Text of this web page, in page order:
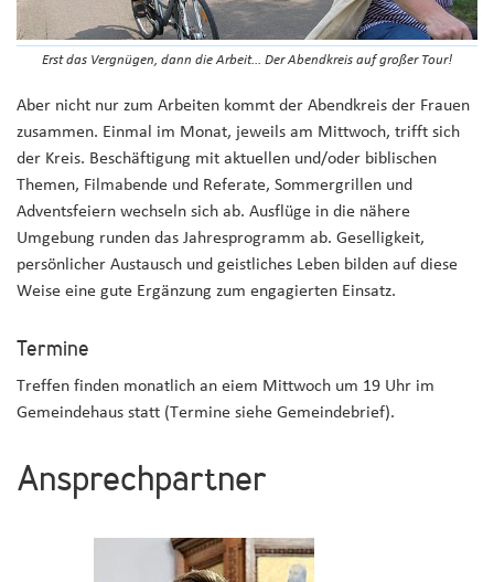
Erst das Vergnügen, dann die Arbeit... Der Abendkreis auf großer Tour!
Aber nicht nur zum Arbeiten kommt der Abendkreis der Frauen
zusammen. Einmal im Monat, jeweils am Mittwoch, trifft sich
der Kreis. Beschäftigung mit aktuellen und/oder biblischen
Themen, Filmabende und Referate, Sommergrillen und
Adventsfeiern wechseln sich ab. Ausflüge in die nähere
Umgebung runden das Jahresprogramm ab. Geselligkeit,
persönlicher Austausch und geistliches Leben bilden auf diese
Weise eine gute Ergänzung zum engagierten Einsatz.
Termine
Treffen finden monatlich an eiem Mittwoch um 19 Uhr im
Gemeindehaus statt (Termine siehe Gemeindebrief).
Ansprechpartner